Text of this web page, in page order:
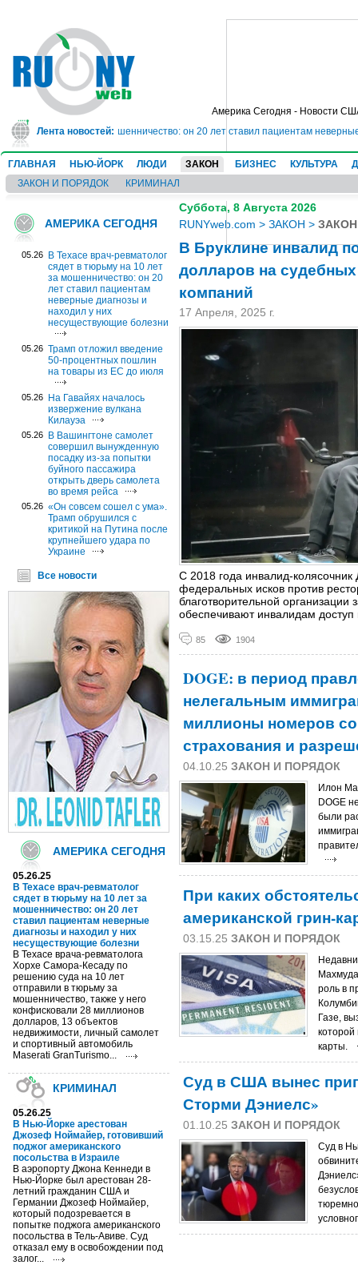
Америка Сегодня - Новости
Лента новостей:
на 10 лет за мошенничество: он 20 лет ставил пациентам неверные
ГЛАВНАЯ НЬЮ-ЙОРК ЛЮДИ ЗАКОН БИЗНЕС КУЛЬТУРА
ЗАКОН И ПОРЯДОК
КРИМИНАЛ
АМЕРИКА СЕГОДНЯ
05.26
В Техасе врач-ревматолог
сядет в тюрьму на 10 лет
за мошенничество: он 20
лет ставил пациентам
неверные диагнозы и
находил у них
несуществующие болезни
05.26 Трамп отложил введение
50-процентных пошлин
на товары из ЕС до июля
05.26
На Гавайях началось
извержение вулкана
Килауэа
05.26
В Вашингтоне самолет
совершил вынужденную
посадку из-за попытки
буйного пассажира
открыть дверь самолета
во время рейса
05.26 «Он совсем сошел с ума».
Трамп обрушился с
критикой на Путина после
крупнейшего удара по
Украине
Все новости
АМЕРИКА СЕГОДНЯ
05.26.25
В Техасе врач-ревматолог
сядет в тюрьму на 10 лет за
мошенничество: он 20 лет
ставил пациентам неверные
диагнозы и находил у них
несуществующие болезни
В Техасе врача-ревматолога
Хорхе Самора-Кесаду по
решению суда на 10 лет
отправили в тюрьму за
мошенничество, также у него
конфисковали 28 миллионов
долларов, 13 объектов
недвижимости, личный самолет
и спортивный автомобиль
Maserati GranTurismo...
КРИМИНАЛ
05.26.25
В Нью-Йорке арестован
Джозеф Ноймайер, готовивший
поджог американского
посольства в Израиле
В аэропорту Джона Кеннеди в
Нью-Йорке был арестован 28-
летний гражданин США и
Германии Джозеф Ноймайер,
который подозревается в
попытке поджога американского
посольства в Тель-Авиве. Суд
отказал ему в освобождении под
залог...
Суббота, 8 Августа 2026
RUNYweb.com > ЗАКОН >
В Бруклине инвалид
долларов на
компаний
17 Апреля, 2025 г.
С 2018 года инвалид-
федеральных исков против
благотворительной организации
обеспечивают инвалидам
85 1904
DOGE: в период
нелегальным
миллионы номеров
страхования и
04.10.25 ЗАКОН И ПОРЯДОК
Илон
DOGE
были
При каких
американской грин-
03.15.25 ЗАКОН И ПОРЯДОК
роль в
Газе,
которой
карты.
Суд в США вынес
Сторми Дэниелс»
01.10.25 ЗАКОН И ПОРЯДОК
Cуд в